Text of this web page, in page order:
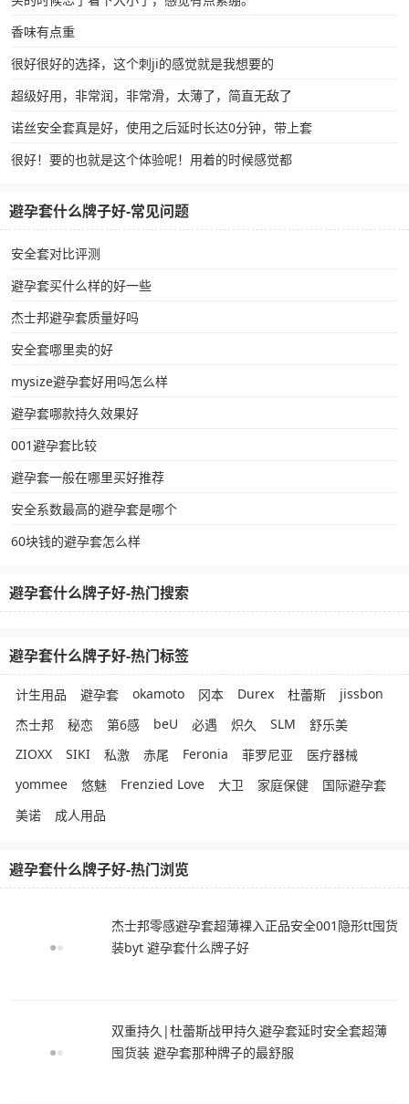
香味有点重
很好很好的选择，这个刺ji的感觉就是我想要的
超级好用，非常润，非常滑，太薄了，简直无敌了
诺丝安全套真是好，使用之后延时长达0分钟，带上套
很好！要的也就是这个体验呢！用着的时候感觉都
避孕套什么牌子好-常见问题
安全套对比评测
避孕套买什么样的好一些
杰士邦避孕套质量好吗
安全套哪里卖的好
mysize避孕套好用吗怎么样
避孕套哪款持久效果好
001避孕套比较
避孕套一般在哪里买好推荐
安全系数最高的避孕套是哪个
60块钱的避孕套怎么样
避孕套什么牌子好-热门搜索
避孕套什么牌子好-热门标签
计生用品 避孕套 okamoto 冈本 Durex 杜蕾斯
jissbon
杰士邦
秘恋 第6感 beU 必遇 炽久 SLM
舒乐美
ZIOXX
SIKI 私激 赤尾 Feronia 菲罗尼亚
医疗器械
yommee
悠魅 Frenzied Love 大卫 家庭保健
国际避孕套
美诺
成人用品
避孕套什么牌子好-热门浏览
杰士邦零感避孕套超薄裸入正品安全001隐形tt囤货
装byt 避孕套什么牌子好
双重持久|杜蕾斯战甲持久避孕套延时安全套超薄
囤货装 避孕套那种牌子的最舒服